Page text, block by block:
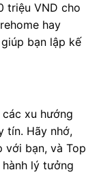
triệu VND cho
hay
bạn lập kế
xu hướng
tín. Hãy nhớ,
với bạn, và Top
lý tưởng